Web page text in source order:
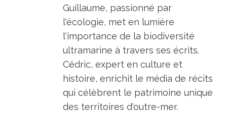
Guillaume, passionné par
l'écologie, met en lumière
l'importance de la biodiversité
ultramarine à travers ses écrits.
Cédric, expert en culture et
histoire, enrichit le média de récits
qui célèbrent le patrimoine unique
des territoires d'outre-mer.